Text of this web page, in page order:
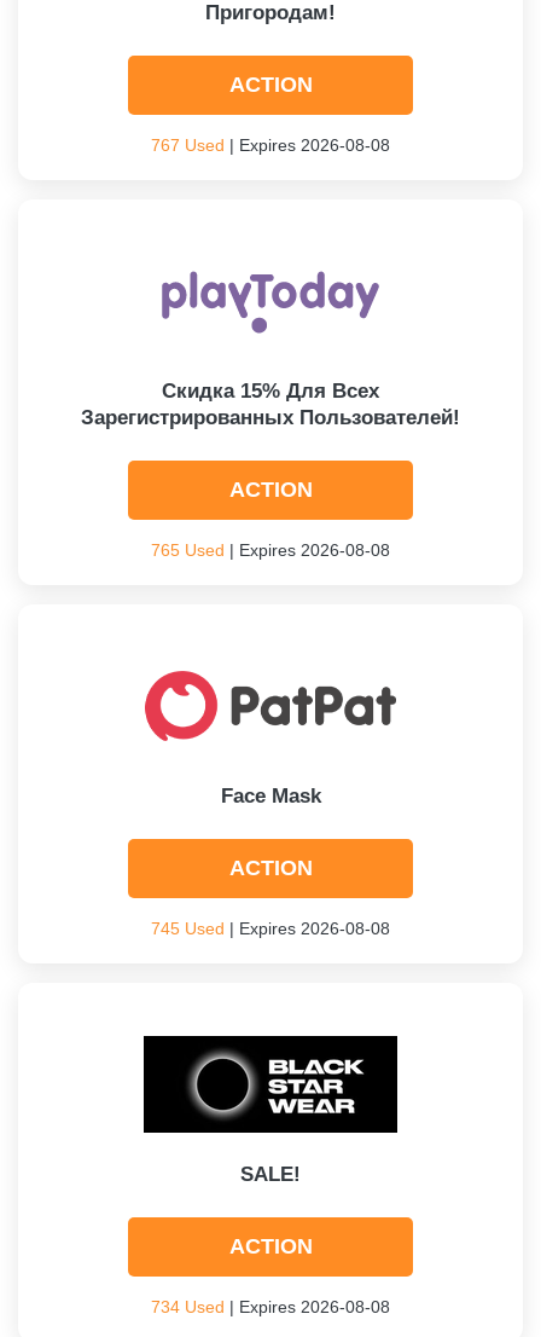
Пригородам!
ACTION
767 Used | Expires 2026-08-08
Cкидка 15% Для Всех
Зарегистрированных Пользователей!
ACTION
765 Used | Expires 2026-08-08
Face Mask
ACTION
745 Used | Expires 2026-08-08
SALE!
ACTION
734 Used | Expires 2026-08-08